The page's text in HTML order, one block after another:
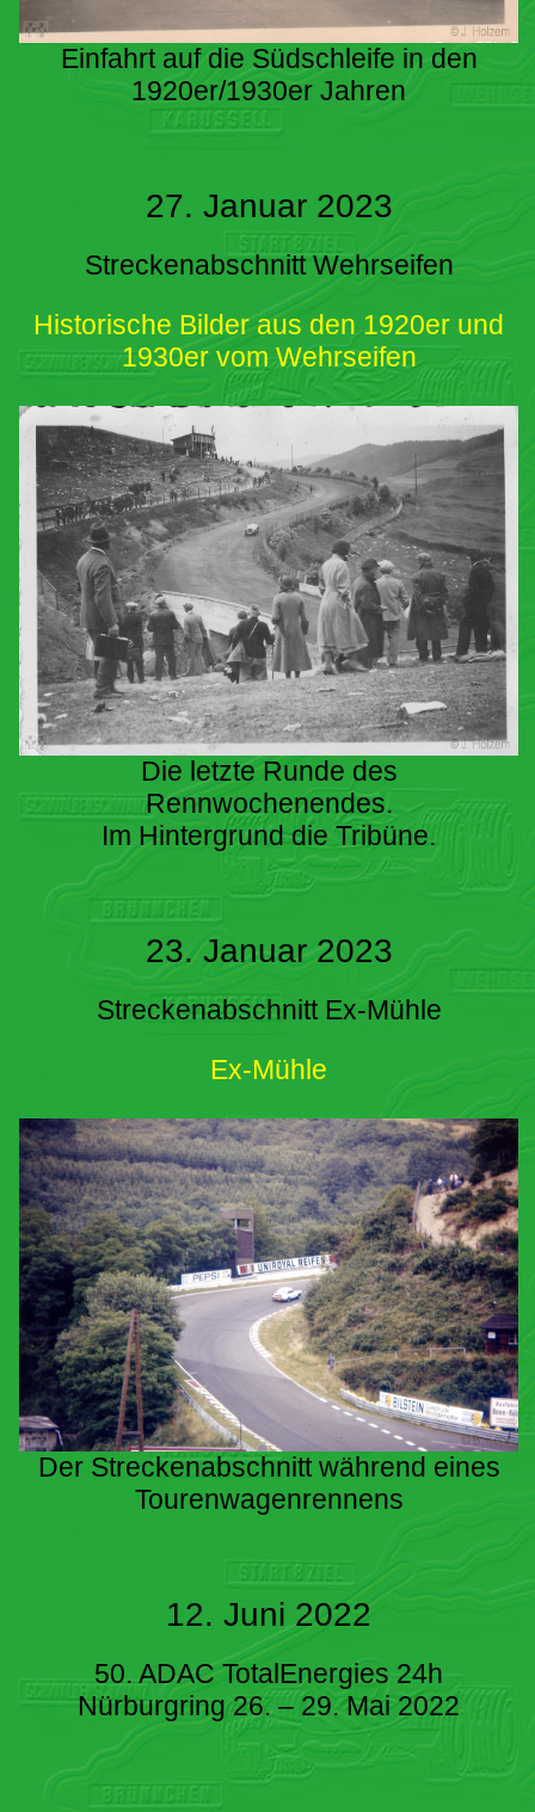
Einfahrt auf die Südschleife in den
1920er/1930er Jahren
27. Januar 2023
Streckenabschnitt Wehrseifen
Historische Bilder aus den 1920er und
1930er vom Wehrseifen
Die letzte Runde des
Rennwochenendes.
Im Hintergrund die Tribüne.
23. Januar 2023
Streckenabschnitt Ex-Mühle
Ex-Mühle
Der Streckenabschnitt während eines
Tourenwagenrennens
12. Juni 2022
50. ADAC TotalEnergies 24h
Nürburgring 26. – 29. Mai 2022